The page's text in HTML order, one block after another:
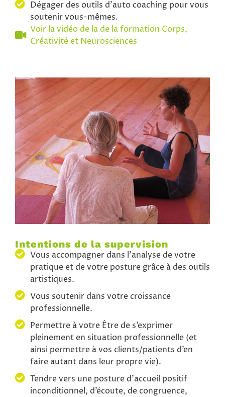
Dégager des outils d’auto coaching pour vous
soutenir vous-mêmes.
Voir la vidéo de la de la formation Corps,
Créativité et Neurosciences
Intentions de la supervision
Vous accompagner dans l’analyse de votre
pratique et de votre posture grâce à des outils
artistiques.
Vous soutenir dans votre croissance
professionnelle.
Permettre à votre Être de s’exprimer
pleinement en situation professionnelle (et
ainsi permettre à vos clients/patients d’en
faire autant dans leur propre vie).
Tendre vers une posture d’accueil positif
inconditionnel, d’écoute, de congruence,